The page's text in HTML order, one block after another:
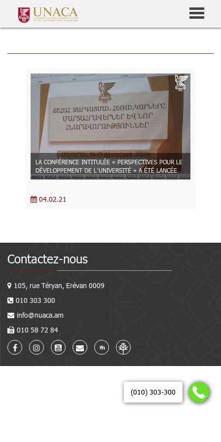
(010) 303-300
LA CONFÉRENCE INTITULÉE « PERSPECTIVES POUR LE
DÉVELOPPEMENT DE L’UNIVERSITÉ » A ÉTÉ LANCÉE
04.02.21
Contactez-nous
105, rue Téryan, Erévan 0009
010 303 300
info@nuaca.am
010 58 72 84